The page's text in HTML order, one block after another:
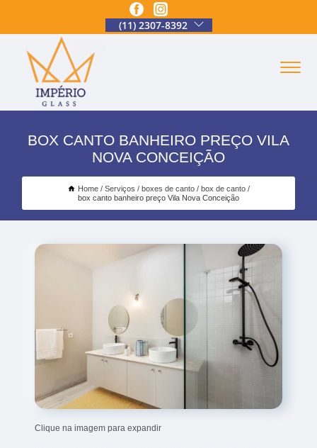
(11) 2307-8392
BOX CANTO BANHEIRO PREÇO VILA
NOVA CONCEIÇÃO
Home Serviços boxes de canto
box de canto
box canto banheiro preço Vila Nova Conceição
Clique na imagem para expandir